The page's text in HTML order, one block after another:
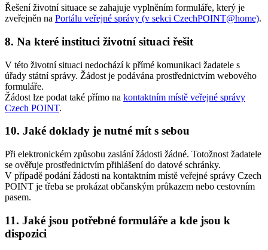
Řešení životní situace se zahajuje vyplněním formuláře, který je
zveřejněn na Portálu veřejné správy (v sekci CzechPOINT@home).
8. Na které instituci životní situaci řešit
V této životní situaci nedochází k přímé komunikaci žadatele s
úřady státní správy. Žádost je podávána prostřednictvím webového
formuláře.
Žádost lze podat také přímo na kontaktním místě veřejné správy
Czech POINT.
10. Jaké doklady je nutné mít s sebou
Při elektronickém způsobu zaslání žádosti žádné. Totožnost žadatele
se ověřuje prostřednictvím přihlášení do datové schránky.
V případě podání žádosti na kontaktním místě veřejné správy Czech
POINT je třeba se prokázat občanským průkazem nebo cestovním
pasem.
11. Jaké jsou potřebné formuláře a kde jsou k
dispozici